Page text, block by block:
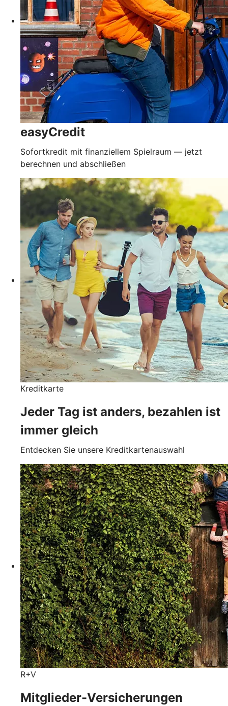
easyCredit
Sofortkredit mit finanziellem Spielraum — jetzt
berechnen und abschließen
Kreditkarte
Jeder Tag ist anders, bezahlen ist
immer gleich
Entdecken Sie unsere Kreditkartenauswahl
R+V
Mitglieder-Versicherungen